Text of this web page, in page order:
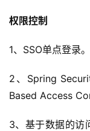
权限控制
1、SSO单点登录
2、Spring
Based Access
3、基于数据的访